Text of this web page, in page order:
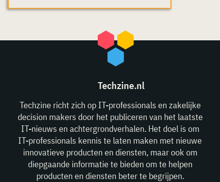
Techzine.nl
Techzine richt zich op IT-professionals en zakelijke
decision makers door het publiceren van het laatste
IT-nieuws en achtergrondverhalen. Het doel is om
IT-professionals kennis te laten maken met nieuwe
innovatieve producten en diensten, maar ook om
diepgaande informatie te bieden om te helpen
producten en diensten beter te begrijpen.